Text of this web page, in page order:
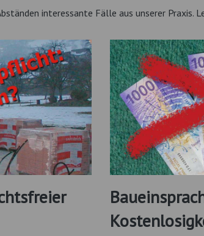
interessante Fälle aus unserer Praxis.